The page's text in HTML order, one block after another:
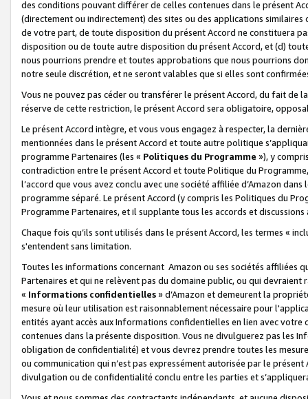
des conditions pouvant différer de celles contenues dans le présent
(directement ou indirectement) des sites ou des applications
de votre part, de toute disposition du présent Accord ne constituera
disposition ou de toute autre disposition du présent Accord, et (d)
nous pourrions prendre et toutes approbations que nous pourrions
notre seule discrétion, et ne seront valables que si elles sont
Vous ne pouvez pas céder ou transférer le présent Accord, du fait de
réserve de cette restriction, le présent Accord sera obligatoire,
Le présent Accord intègre, et vous vous engagez à respecter, la
mentionnées dans le présent Accord et toute autre politique
programme Partenaires (les « Politiques du Programme »), y
contradiction entre le présent Accord et toute Politique du
l’accord que vous avez conclu avec une société affiliée d’Amazon
programme séparé. Le présent Accord (y compris les Politiques du
Programme Partenaires, et il supplante tous les accords et discussions
Chaque fois qu’ils sont utilisés dans le présent Accord, les termes «
s'entendent sans limitation.
Toutes les informations concernant Amazon ou ses sociétés affiliées
Partenaires et qui ne relèvent pas du domaine public, ou qui
« Informations confidentielles» d’Amazon et demeurent la
mesure où leur utilisation est raisonnablement nécessaire pour
entités ayant accès aux Informations confidentielles en lien avec
contenues dans la présente disposition. Vous ne divulguerez pas les
obligation de confidentialité) et vous devrez prendre toutes les
ou communication qui n’est pas expressément autorisée par le
divulgation ou de confidentialité conclu entre les parties et